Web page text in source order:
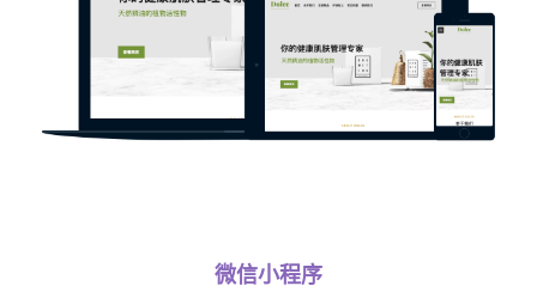
微信小程序